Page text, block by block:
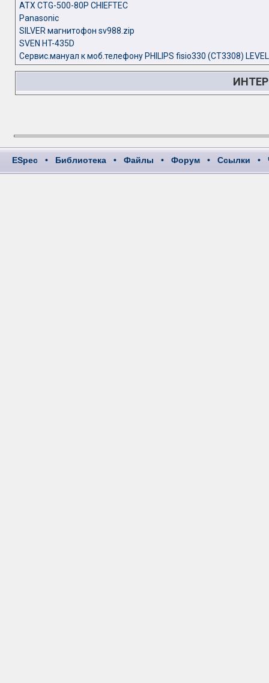
ATX CTG-500-80P CHIEFTEC
Panasonic
SILVER магнитофон sv988.zip
SVEN HT-435D
Сервис.мануал к моб.телефону PHILIPS fisio330 (CT3308)
ESpec • Библиотека • Файлы • Форум • Ссылки •